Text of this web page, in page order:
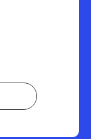
150,000원